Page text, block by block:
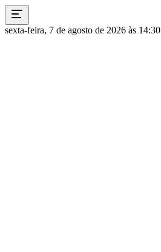
sexta-feira, 7 de agosto de 2026 às 14:30